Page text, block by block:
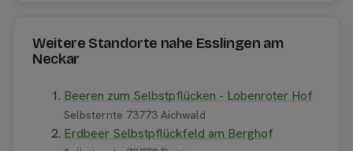
Weitere Standorte nahe Esslingen am
Neckar
Beeren zum Selbstpflücken - Lobenroter Hof
Selbsternte 73773 Aichwald
Erdbeer Selbstpflückfeld am Berghof